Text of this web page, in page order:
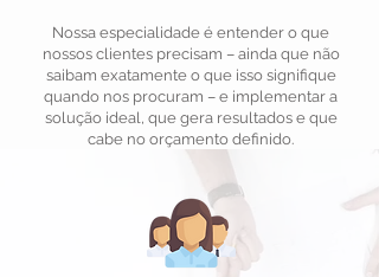
Nossa especialidade é entender o que
nossos clientes precisam – ainda que não
saibam exatamente o que isso signifique
quando nos procuram – e implementar a
solução ideal, que gera resultados e que
cabe no orçamento definido.